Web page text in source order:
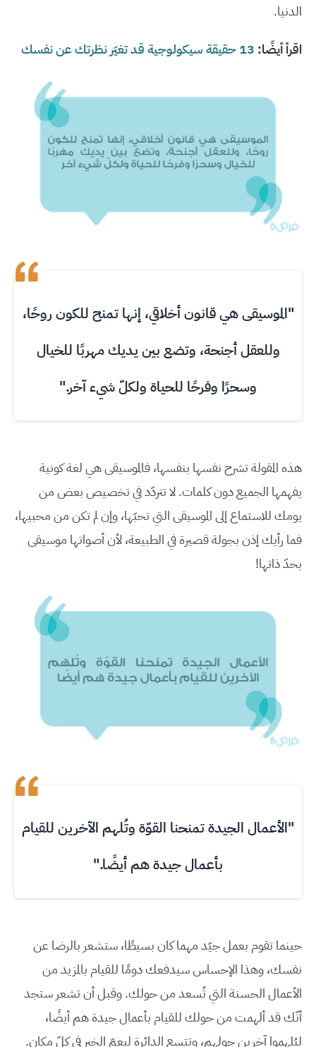
الدنيا.
اقرأ أيضًا: 13 حقيقة سيكولوجية قد تغيّر نظرتك عن نفسك
"الموسيقى هي قانون أخلاقي، إنها تمنح للكون روحًا،
وللعقل أجنحة، وتضع بين يديك مهربًا للخيال
وسحرًا وفرحًا للحياة ولكلّ شيء آخر."
هذه المقولة تشرح نفسها بنفسها، فالموسيقى هي لغة كونية
يفهمها الجميع دون كلمات. لا تتردّد في تخصيص بعض من
يومك للاستماع إلى الموسيقى التي تحبّها، وإن لم تكن من محبيها،
فما رأيك إذن بجولة قصيرة في الطبيعة، لأن أصواتها موسيقى
بحدّ ذاتها!
"الأعمال الجيدة تمنحنا القوّة وتُلهم الآخرين للقيام
بأعمال جيدة هم أيضًا."
حينما تقوم بعمل جيّد مهما كان بسيطًا، ستشعر بالرضا عن
نفسك، وهذا الإحساس سيدفعك دومًا للقيام بالمزيد من
الأعمال الحسنة التي تُسعد من حولك. وقبل أن تشعر ستجد
أنّك قد ألهمت من حولك للقيام بأعمال جيدة هم أيضًا،
ليُلهموا آخرين حولهم، وتتسع الدائرة ليعمّ الخير في كلّ مكان.